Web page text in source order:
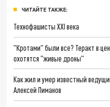
ЧИТАЙТЕ ТАКЖЕ:
Технофашисты XXI века
"Кротами" были все? Теракт в
охотятся "живые дроны"
Как жил и умер известный
Алексей Пиманов